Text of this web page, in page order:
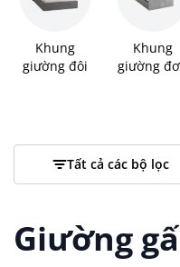
Khung
giường đôi
Khung
giường
Tất cả các bộ lọc
Giường